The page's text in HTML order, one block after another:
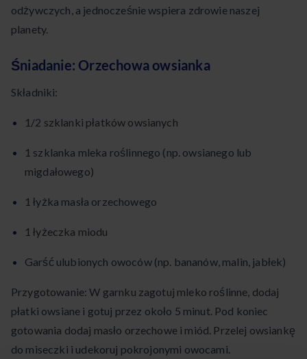
odżywczych, a jednocześnie wspiera zdrowie naszej
planety.
Śniadanie: Orzechowa owsianka
Składniki:
1/2 szklanki płatków owsianych
1 szklanka mleka roślinnego (np. owsianego lub
migdałowego)
1 łyżka masła orzechowego
1 łyżeczka miodu
Garść ulubionych owoców (np. bananów, malin, jabłek)
Przygotowanie: W garnku zagotuj mleko roślinne, dodaj
płatki owsiane i gotuj przez około 5 minut. Pod koniec
gotowania dodaj masło orzechowe i miód. Przelej owsiankę
do miseczki i udekoruj pokrojonymi owocami.